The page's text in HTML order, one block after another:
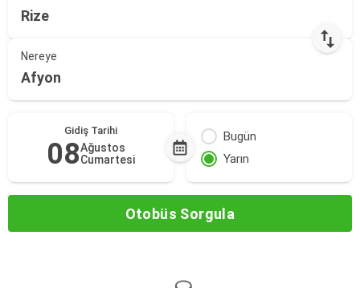
Rize
Nereye
Afyon
Gidiş Tarihi
08Ağustos
Cumartesi
Bugün
Yarın
Otobüs Sorgula